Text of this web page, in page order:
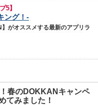
5】
ング！-
がオススメする最新のアプリラ
春のDOKKANキャンペ
てみました！